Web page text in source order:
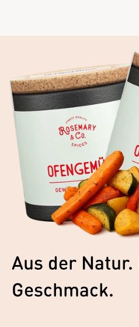
Aus der Natur.
Geschmack.